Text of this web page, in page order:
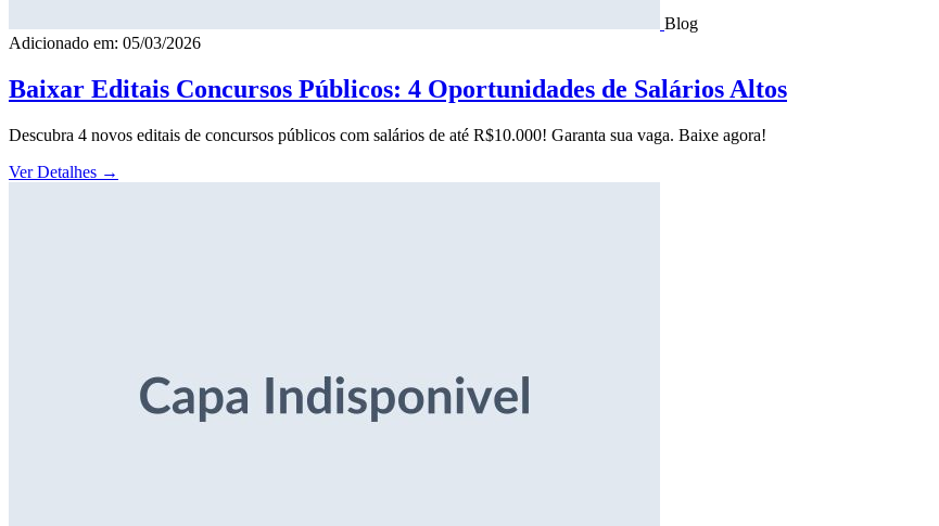
Blog
Adicionado em: 05/03/2026
Baixar Editais Concursos Públicos: 4 Oportunidades de Salários Altos
Descubra 4 novos editais de concursos públicos com salários de até R$10.000! Garanta sua vaga. Baixe agora!
Ver Detalhes →